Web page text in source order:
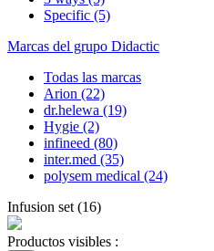
Specific (5)
Marcas del grupo Didactic
Todas las marcas
Arion (22)
dr.helewa (19)
Hygie (2)
infineed (80)
inter.med (35)
polysem medical (24)
Infusion set (16)
Productos visibles :